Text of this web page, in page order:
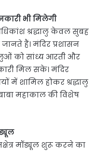
भी मिलेगी
श्रद्धालु केवल सुबह
हैं। मंदिर प्रशासन
को सांध्य आरती और
मिल सके। मंदिर
में शामिल होकर श्रद्धालु
महाकाल की विशेष
मॉड्यूल शुरू करने का